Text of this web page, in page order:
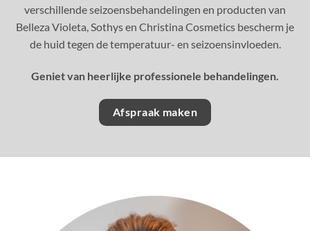
verschillende seizoensbehandelingen en producten van
Belleza Violeta, Sothys en Christina Cosmetics bescherm je
de huid tegen de temperatuur- en seizoensinvloeden.
Geniet van heerlijke professionele behandelingen.
Afspraak maken